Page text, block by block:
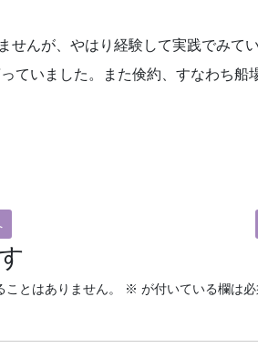
せんが、やはり経験して実践でみて
ていました。また倹約、すなわち船
とはありません。 ※ が付いている欄は